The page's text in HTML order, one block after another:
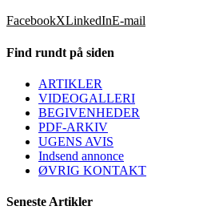
FacebookXLinkedInE-mail
Find rundt på siden
ARTIKLER
VIDEOGALLERI
BEGIVENHEDER
PDF-ARKIV
UGENS AVIS
Indsend annonce
ØVRIG KONTAKT
Seneste Artikler